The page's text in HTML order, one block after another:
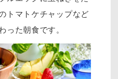
トマトケチャップなど
った朝食です。